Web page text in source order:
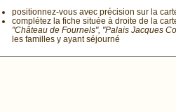
positionnez-vous avec précision sur la
complétez la fiche située à droite de la
"Château de Fournels", "Palais Jacques
les familles y ayant séjourné